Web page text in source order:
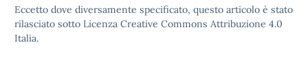
Eccetto dove diversamente specificato, questo articolo è stato
rilasciato sotto Licenza Creative Commons Attribuzione 4.0
Italia.